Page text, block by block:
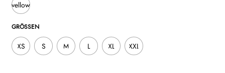
yellow
GRÖSSEN
XS S M L XL XXL